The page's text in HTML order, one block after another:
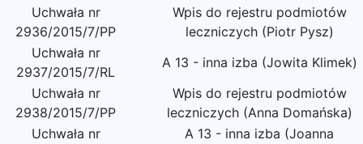
Uchwała nr
2936/2015/7/PP
Wpis do rejestru podmiotów
leczniczych (Piotr Pysz)
Uchwała nr
2937/2015/7/RL
A 13 - inna izba (Jowita Klimek)
Uchwała nr
2938/2015/7/PP
Wpis do rejestru podmiotów
leczniczych (Anna Domańska)
Uchwała nr
A 13 - inna izba (Joanna